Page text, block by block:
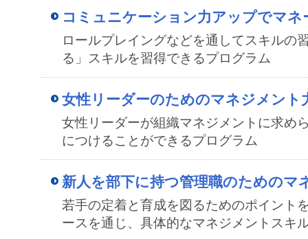
コミュニケーション力アップでマネ
ロールプレイングなどを通してスキルの
る」スキルを習得できるプログラム
女性リーダーのためのマネジメント
女性リーダーが組織マネジメントに求め
につけることができるプログラム
新人を部下に持つ管理職のためのマ
若手の定着と育成を図るためのポイント
ースを通じ、具体的なマネジメントスキ